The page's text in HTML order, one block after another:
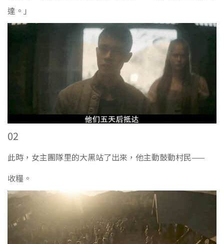
達。」
02
此時，女主團隊里的大黑站了出來，他主動鼓動村民——
收糧。